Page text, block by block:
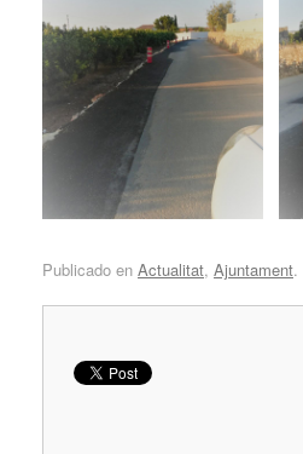
Publicado en Actualitat, Ajuntament.